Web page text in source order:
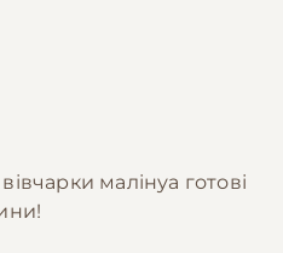
малінуа готові